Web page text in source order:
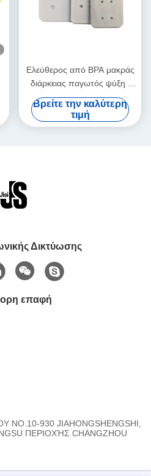
Ελεύθερος από BPA μακράς
διάρκειας παγωτός ψύξη /
ελαφριά θεραπευτικά
παγωτά για τρόφιμα
κατεψυγμένα
Βρείτε την καλύτερη
τιμή
Δικτύωσης
επαφή
930 JIAHONGSHENGSHI,
ΠΕΡΙΟΧΉΣ CHANGZHOU